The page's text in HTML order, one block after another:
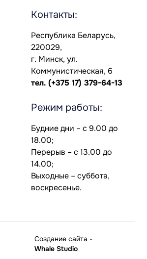
Контакты:
Республика Беларусь,
220029,
г. Минск, ул.
Коммунистическая, 6
тел. (+375 17) 379-64-13
Режим работы:
Будние дни – с 9.00 до
18.00;
Перерыв – с 13.00 до
14.00;
Выходные – суббота,
воскресенье.
Создание сайта -
Whale Studio